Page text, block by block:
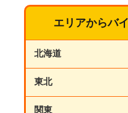
エリアからバ
北海道
東北
関東